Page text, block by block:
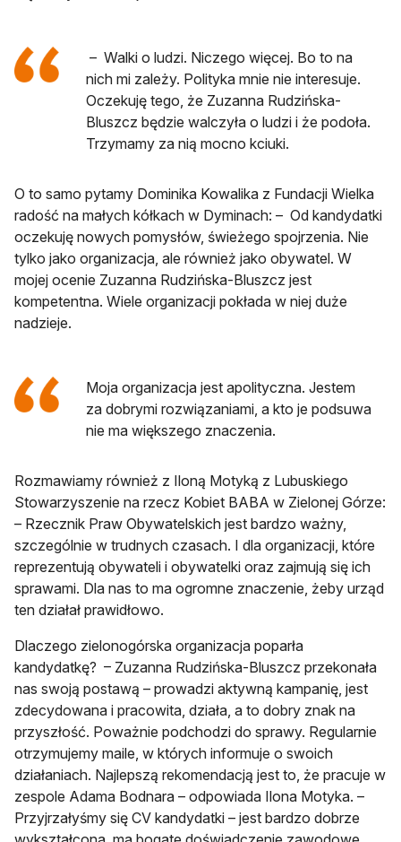
– Walki o ludzi. Niczego więcej. Bo to na
nich mi zależy. Polityka mnie nie interesuje.
Oczekuję tego, że Zuzanna Rudzińska-
Bluszcz będzie walczyła o ludzi i że podoła.
Trzymamy za nią mocno kciuki.
O to samo pytamy Dominika Kowalika z Fundacji Wielka
radość na małych kółkach w Dyminach: – Od kandydatki
oczekuję nowych pomysłów, świeżego spojrzenia. Nie
tylko jako organizacja, ale również jako obywatel. W
mojej ocenie Zuzanna Rudzińska-Bluszcz jest
kompetentna. Wiele organizacji pokłada w niej duże
nadzieje.
Moja organizacja jest apolityczna. Jestem
za dobrymi rozwiązaniami, a kto je podsuwa
nie ma większego znaczenia.
Rozmawiamy również z Iloną Motyką z Lubuskiego
Stowarzyszenie na rzecz Kobiet BABA w Zielonej Górze:
– Rzecznik Praw Obywatelskich jest bardzo ważny,
szczególnie w trudnych czasach. I dla organizacji, które
reprezentują obywateli i obywatelki oraz zajmują się ich
sprawami. Dla nas to ma ogromne znaczenie, żeby urząd
ten działał prawidłowo.
Dlaczego zielonogórska organizacja poparła
kandydatkę? – Zuzanna Rudzińska-Bluszcz przekonała
nas swoją postawą – prowadzi aktywną kampanię, jest
zdecydowana i pracowita, działa, a to dobry znak na
przyszłość. Poważnie podchodzi do sprawy. Regularnie
otrzymujemy maile, w których informuje o swoich
działaniach. Najlepszą rekomendacją jest to, że pracuje w
zespole Adama Bodnara – odpowiada Ilona Motyka. –
Przyjrzałyśmy się CV kandydatki – jest bardzo dobrze